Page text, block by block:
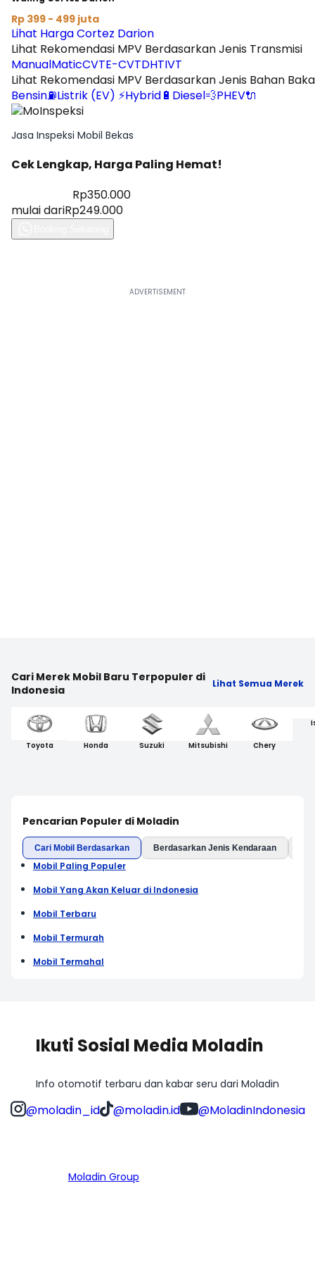
Rp 399 - 499 juta
Lihat Harga Cortez Darion
Lihat Rekomendasi MPV Berdasarkan Jenis Transmisi
ManualMaticCVTE-CVTDHTIVT
Lihat Rekomendasi MPV Berdasarkan Jenis Bahan
Bensin⛽Listrik (EV) ⚡Hybrid🔋 Diesel💨PHEV🔌
Jasa Inspeksi Mobil Bekas
Cek Lengkap, Harga Paling Hemat!
Rp350.000
mulai dariRp249.000
Cari Merek Mobil Baru Terpopuler di
Indonesia
Lihat Semua Merek
Toyota Honda Suzuki Mitsubishi Chery
Pencarian Populer di Moladin
Cari Mobil Berdasarkan Berdasarkan Jenis Kendaraan
Mobil Paling Populer
Mobil Yang Akan Keluar di Indonesia
Mobil Terbaru
Mobil Termurah
Mobil Termahal
Ikuti Sosial Media Moladin
Info otomotif terbaru dan kabar seru dari Moladin
@moladin_id @moladin.id @MoladinIndonesia
Moladin Group